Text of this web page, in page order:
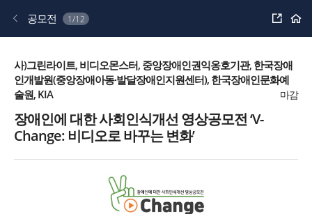
공모전 1/12 공
하
홈
사)그린라이트, 비디오몬스터, 중앙장애인권익옹호기관, 한국장애
인개발원(중앙장애아동·발달장애인지원센터), 한국장애인문화예
술원, KIA
마감
장애인에 대한 사회인식개선 영상공모전 ‘V-
Change: 비디오로 바꾸는 변화’